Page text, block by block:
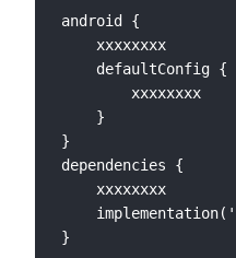
android {
}
dependencies {